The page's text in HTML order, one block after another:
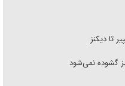
تا دیکنز
گشوده نمی‌شود